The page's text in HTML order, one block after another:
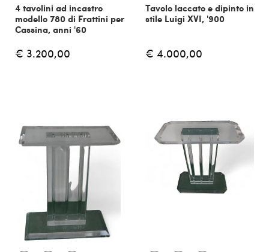
4 tavolini ad incastro
modello 780 di Frattini per
Cassina, anni '60
€ 3.200,00
Tavolo laccato e dipinto in
stile Luigi XVI, '900
€ 4.000,00